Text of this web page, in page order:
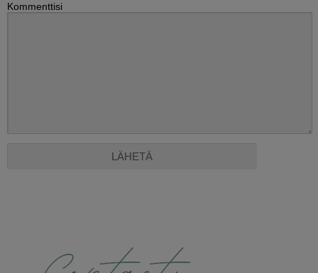
Kommenttisi